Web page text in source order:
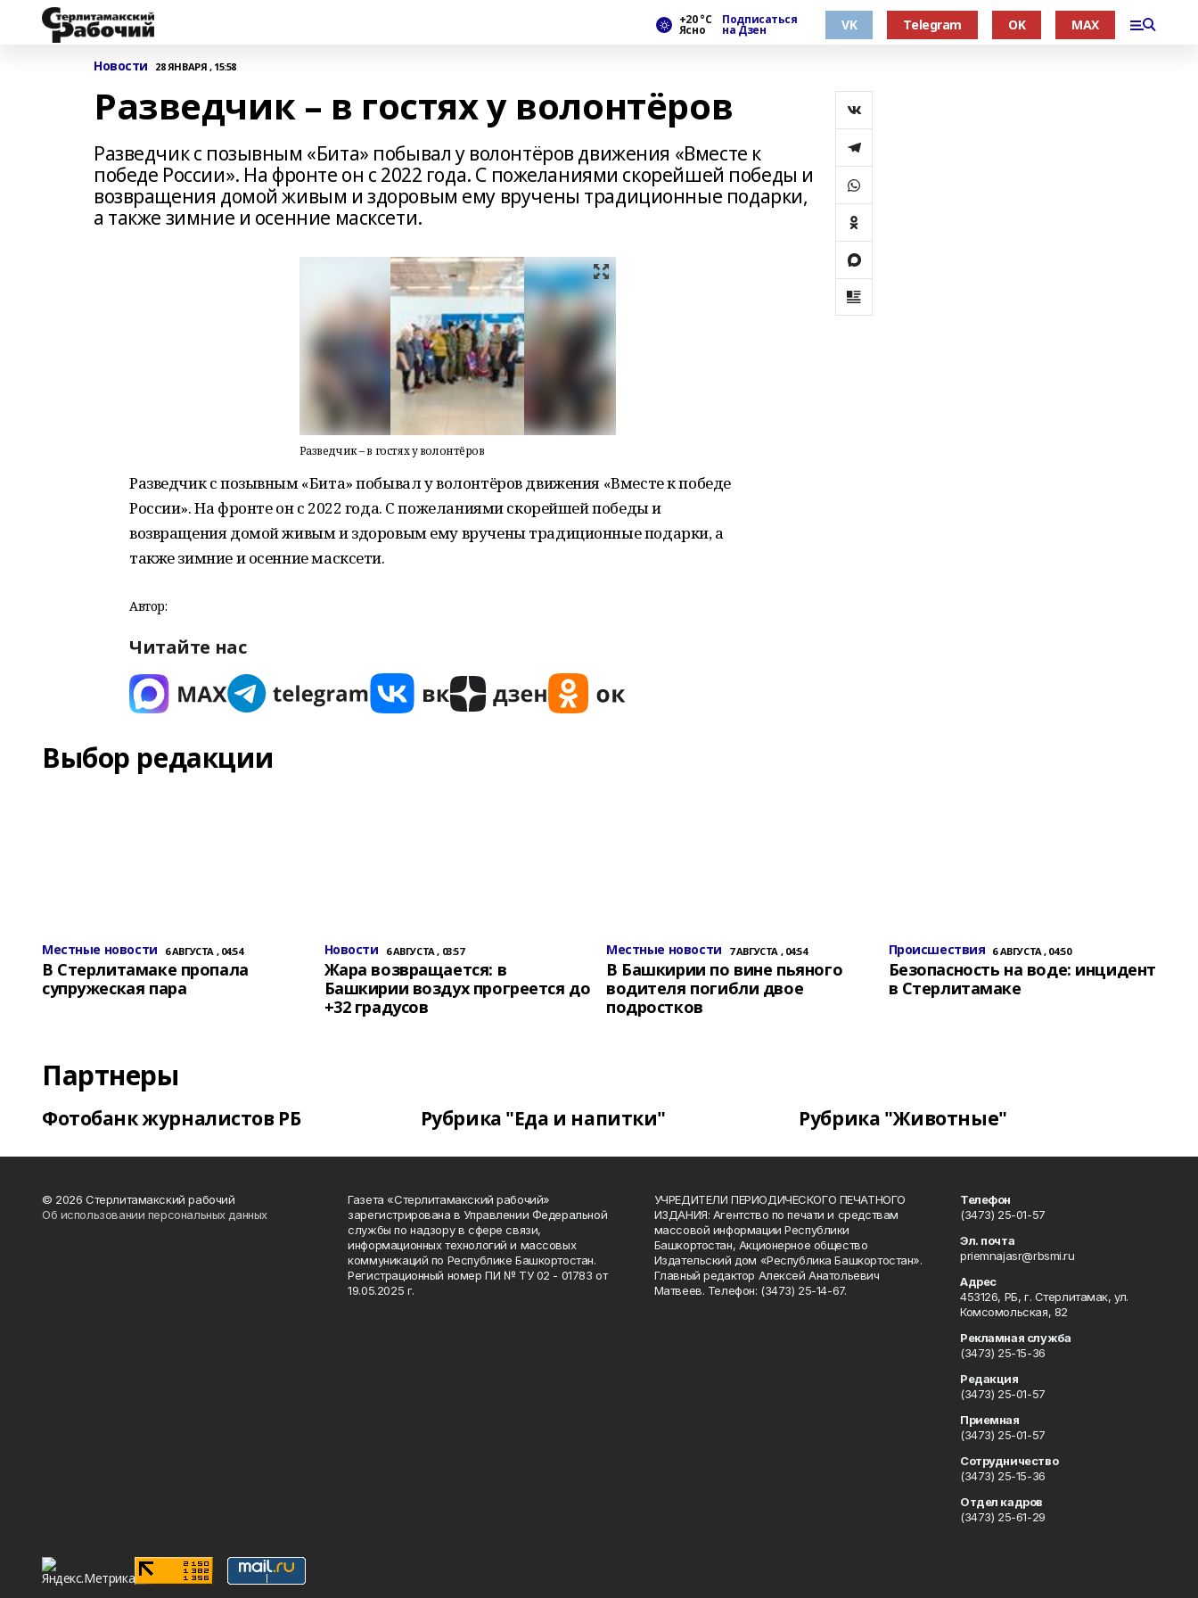
+20 °С
Ясно
Подписаться
на Дзен VK Telegram OK MAX
Новости 28 ЯНВАРЯ , 15:58
Разведчик – в гостях у волонтёров
Разведчик с позывным «Бита» побывал у волонтёров движения «Вместе к
победе России». На фронте он с 2022 года. С пожеланиями скорейшей победы и
возвращения домой живым и здоровым ему вручены традиционные подарки,
а также зимние и осенние масксети.
Разведчик – в гостях у волонтёров
Разведчик с позывным «Бита» побывал у волонтёров движения «Вместе к победе
России». На фронте он с 2022 года. С пожеланиями скорейшей победы и
возвращения домой живым и здоровым ему вручены традиционные подарки, а
также зимние и осенние масксети.
Автор:
Читайте нас
Выбор редакции
Местные новости 6 АВГУСТА , 04:54
В Стерлитамаке пропала
супружеская пара
Новости 6 АВГУСТА , 03:57
Жара возвращается: в
Башкирии воздух прогреется до
+32 градусов
Местные новости 7 АВГУСТА , 04:54
В Башкирии по вине пьяного
водителя погибли двое
подростков
Происшествия 6 АВГУСТА , 04:50
Безопасность на воде: инцидент
в Стерлитамаке
Партнеры
Фотобанк журналистов РБ Рубрика "Еда и напитки" Рубрика "Животные"
© 2026 Стерлитамакский рабочий
Об использовании персональных данных
Газета «Стерлитамакский рабочий»
зарегистрирована в Управлении Федеральной
службы по надзору в сфере связи,
информационных технологий и массовых
коммуникаций по Республике Башкортостан.
Регистрационный номер ПИ № ТУ 02 - 01783 от
19.05.2025 г.
УЧРЕДИТЕЛИ ПЕРИОДИЧЕСКОГО ПЕЧАТНОГО
ИЗДАНИЯ: Агентство по печати и средствам
массовой информации Республики
Башкортостан, Акционерное общество
Издательский дом «Республика Башкортостан».
Главный редактор Алексей Анатольевич
Матвеев. Телефон: (3473) 25-14-67.
Телефон
(3473) 25-01-57
Эл. почта
priemnajasr@rbsmi.ru
Адрес
453126, РБ, г. Стерлитамак, ул.
Комсомольская, 82
Рекламная служба
(3473) 25-15-36
Редакция
(3473) 25-01-57
Приемная
(3473) 25-01-57
Сотрудничество
(3473) 25-15-36
Отдел кадров
(3473) 25-61-29